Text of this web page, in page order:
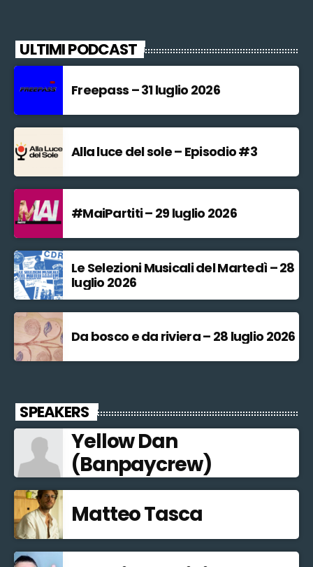
ULTIMI PODCAST
Freepass – 31 luglio 2026
Alla luce del sole – Episodio #3
#MaiPartiti – 29 luglio 2026
Le Selezioni Musicali del Martedì – 28
luglio 2026
Da bosco e da riviera – 28 luglio 2026
SPEAKERS
Yellow Dan
(Banpaycrew)
Matteo Tasca